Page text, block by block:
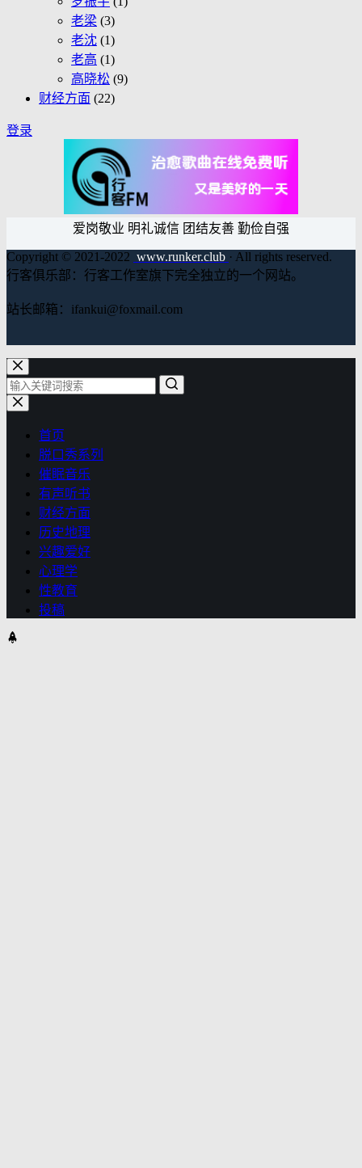
老梁 (3)
老沈 (1)
老高 (1)
高晓松 (9)
财经方面 (22)
登录
爱岗敬业 明礼诚信 团结友善 勤俭自强
Copyright © 2021-2022 www.runker.club · All rights reserved.
行客俱乐部：行客工作室旗下完全独立的一个网站。
站长邮箱：ifankui@foxmail.com
首页
脱口秀系列
催眠音乐
有声听书
财经方面
历史地理
兴趣爱好
心理学
性教育
投稿